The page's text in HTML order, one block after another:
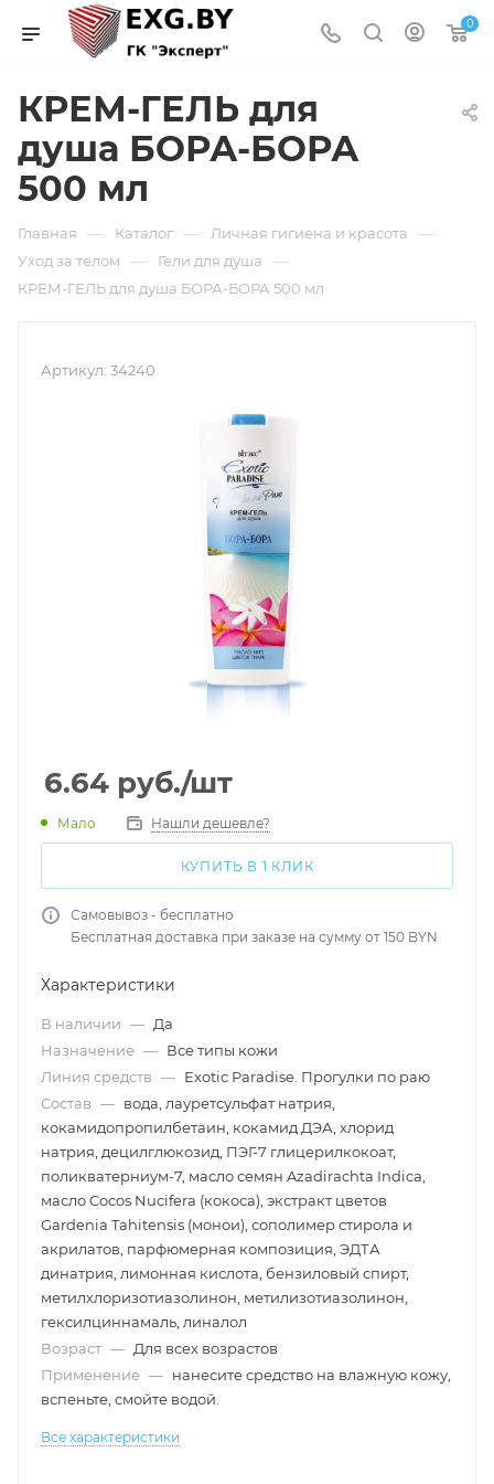
0
КРЕМ-ГЕЛЬ для
душа БОРА-БОРА
500 мл
Главная — Каталог — Личная гигиена и красота —
Уход за телом — Гели для душа —
КРЕМ-ГЕЛЬ для душа БОРА-БОРА 500 мл
Артикул: 34240
6.64 руб./шт
Мало Нашли дешевле?
КУПИТЬ В 1 КЛИК
Самовывоз - бесплатно
Бесплатная доставка при заказе на сумму от 150 BYN
Характеристики
В наличии — Да
Назначение — Все типы кожи
Линия средств — Exotic Paradise. Прогулки по раю
Состав — вода, лауретсульфат натрия,
кокамидопропилбетаин, кокамид ДЭА, хлорид
натрия, децилглюкозид, ПЭГ-7 глицерилкокоат,
поликватерниум-7, масло семян Azadirachta Indica,
масло Cocos Nucifera (кокоса), экстракт цветов
Gardenia Tahitensis (монои), сополимер стирола и
акрилатов, парфюмерная композиция, ЭДТА
динатрия, лимонная кислота, бензиловый спирт,
метилхлоризотиазолинон, метилизотиазолинон,
гексилциннамаль, линалол
Возраст — Для всех возрастов
Применение — нанесите средство на влажную кожу,
вспеньте, смойте водой.
Все характеристики